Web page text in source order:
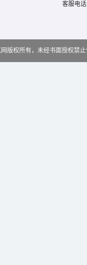
客服电
网版权所有，未经书面授权